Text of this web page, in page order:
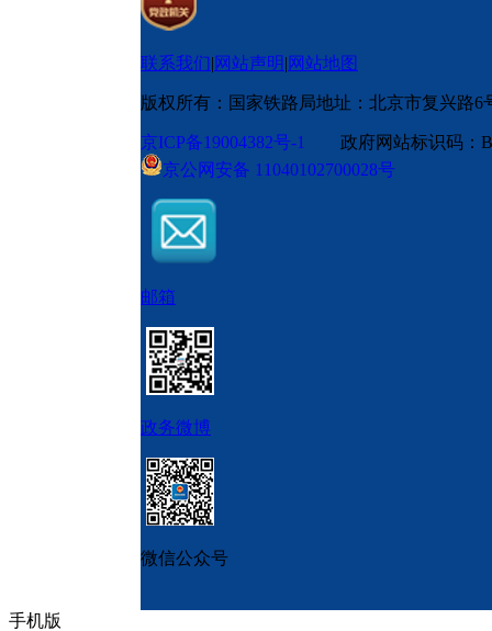
联系我们|网站声明|网站地图
版权所有：国家铁路局地址：北京市复兴路6
京ICP备19004382号-1
政府网站标识码
京公网安备 11040102700028号
邮箱
政务微博
微信公众号
手机版